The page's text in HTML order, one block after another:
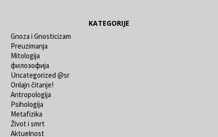
KATEGORIJE
Gnoza i Gnosticizam
Preuzimanja
Mitologija
филозофија
Uncategorized @sr
Onlajn čitanje!
Antropologija
Psihologija
Metafizika
Život i smrt
Aktuelnost